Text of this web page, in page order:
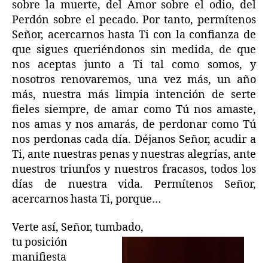
sobre la muerte, del Amor sobre el odio, del
Perdón sobre el pecado. Por tanto, permítenos
Señor, acercarnos hasta Ti con la confianza de
que sigues queriéndonos sin medida, de que
nos aceptas junto a Ti tal como somos, y
nosotros renovaremos, una vez más, un año
más, nuestra más limpia intención de serte
fieles siempre, de amar como Tú nos amaste,
nos amas y nos amarás, de perdonar como Tú
nos perdonas cada día. Déjanos Señor, acudir a
Ti, ante nuestras penas y nuestras alegrías, ante
nuestros triunfos y nuestros fracasos, todos los
días de nuestra vida. Permítenos Señor,
acercarnos hasta Ti, porque…
Verte así, Señor, tumbado,
tu posición
manifiesta